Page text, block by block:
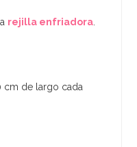
rejilla enfriadora
cm de largo cada